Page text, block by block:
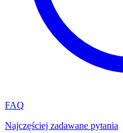
FAQ
Najczęściej zadawane pytania